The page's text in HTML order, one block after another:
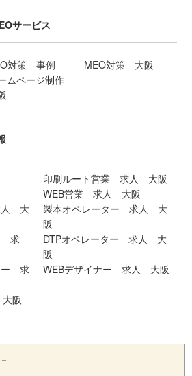
サービス
対策 事例
ムページ制作
MEO対策 大阪
人 大
求
ー 求
阪
印刷ルート営業 求人 大阪
WEB営業 求人 大阪
製本オペレーター 求人 大
阪
DTPオペレーター 求人 大
阪
WEBデザイナー 求人 大阪
－